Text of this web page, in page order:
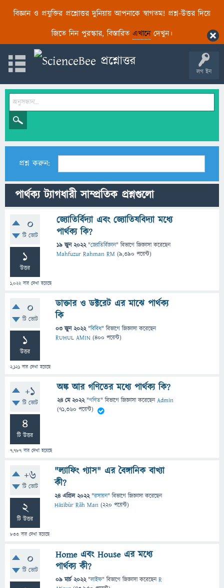
বিজ্ঞান ও প্রযুক্তির প্রশ্নোত্তর দুনিয়ায় আপনাকে স্বাগতম! প্রশ্ন-উত্তর দিয়ে
জিতে নিন পুরস্কার, বিস্তারিত এখানেদেখুন।
লগ ইন
প্রশ্ন করুন:
পার্থক্য ট্যাগধারী সাম্প্রতিক প্রশ্নগুলো
0
টি ভোট
1
উত্তর
1,022বার দেখা হয়েছে
জ্যোতির্বিদ্যা এবং জ্যোতিষবিদ্যা মধ্যে
পার্থক্য কি?
19 জুন 2022 "জ্যোতির্বিজ্ঞান" বিভাগে জিজ্ঞাসাকরেছেন
Mahfuzur Rahman RM (9,390 পয়েন্ট)
0
টি ভোট
1
উত্তর
2,121 বার দেখা হয়েছে
ডাক্তার ও ডক্টরেট এর মাঝে পার্থক্য
কি
03 জুন 2022 "বিবিধ" বিভাগে জিজ্ঞাসাকরেছেন
RUHUL AMIN (400 পয়েন্ট)
+1
টি ভোট
4
টি উত্তর
7,787 বার দেখা হয়েছে
অঙ্ক আর গণিতের মধ্যে পার্থক্য কি?
24 মে 2022 "গণিত" বিভাগে জিজ্ঞাসাকরেছেনAdmin
(71,360 পয়েন্ট)
+6
টি ভোট
2
টি উত্তর
833 বার দেখা হয়েছে
"ল্যাফিং গ্যাস" এর বৈঙ্গানিক বাখ্যা
কী?
24 এপ্রিল 2022 "রসায়ন" বিভাগে জিজ্ঞাসাকরেছেন
Häsïbùr Rãh Man (220 পয়েন্ট)
0
টি ভোট
Home এবং House এর মধ্যে
পার্থক্য কী?
09 মার্চ 2022 "লাইফ" বিভাগে জিজ্ঞাসাকরেছেনR